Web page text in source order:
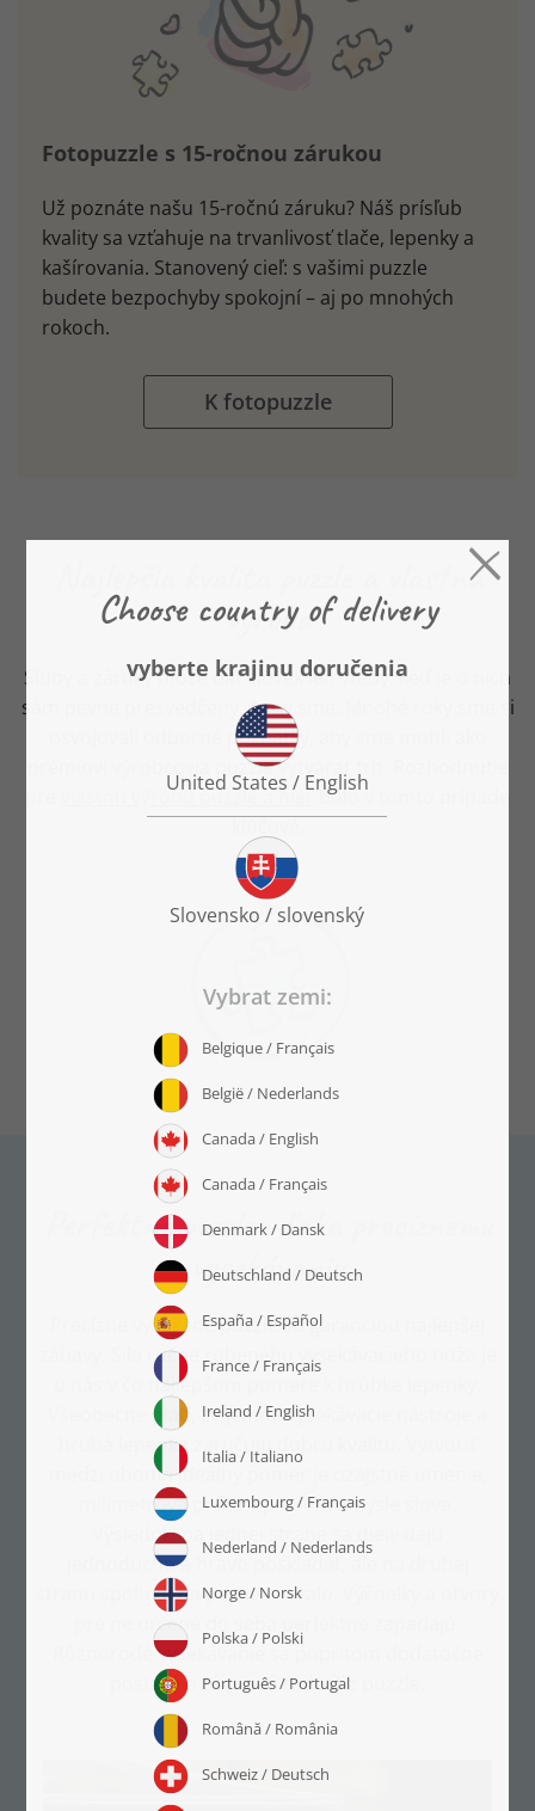
Fotopuzzle s 15-ročnou zárukou
Už poznáte našu 15-ročnú záruku? Náš prísľub
kvality sa vzťahuje na trvanlivosť tlače, lepenky a
kašírovania. Stanovený cieľ: s vašimi puzzle
budete bezpochyby spokojní – aj po mnohých
rokoch.
K fotopuzzle
Najlepšia kvalita puzzle a vlastná
výroba
​Sľuby a záruky môže dať človek len vtedy, keď je o nich
sám pevne presvedčený. A my sme. Mnohé roky sme si
osvojovali odborné poznatky, aby sme mohli ako
prémioví výrobcovia puzzle vytvárať trh. Rozhodnutie
vlastnú výrobu puzzle a hierbolo v tomto prípade
Perfektné puzzle vďaka precíznemu
vysekávaniu
Precízne vysekané puzzle sú garanciou najlepšej
zábavy. Sila ručne robeného vysekávacieho noža je
u nás v čo najlepšom pomere k hrúbke lepenky.
Všeobecne platí, že jemné vysekávacie nástroje a
hrubá lepenka zaručujú dobrú kvalitu. Vytvoriť
medzi oboma ideálny pomer je ozajstné umenie,
milimetrová práca v pravom zmysle slova.
Výsledok: na jednej strane sa diely dajú
jednoducho a hravo poskladať, ale na druhej
stranu spolu držia pevne a trvalo. Výčnelky a otvory
pre ne určené do seba perfektne zapadajú.
Rôznorodé vysekávanie sa popritom dodatočne
postará o tú pravú radosť z puzzle.